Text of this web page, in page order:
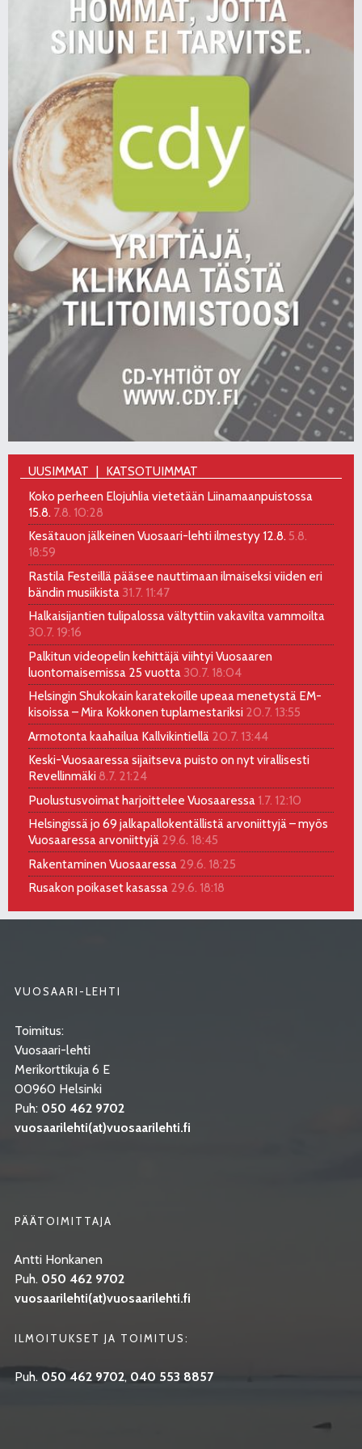
UUSIMMAT
KATSOTUIMMAT
Koko perheen Elojuhlia vietetään Liinamaanpuistossa
15.8. 7.8. 10:28
Kesätauon jälkeinen Vuosaari-lehti ilmestyy 12.8. 5.8.
18:59
Rastila Festeillä pääsee nauttimaan ilmaiseksi viiden eri
bändin musiikista 31.7. 11:47
Halkaisijantien tulipalossa vältyttiin vakavilta vammoilta
30.7. 19:16
Palkitun videopelin kehittäjä viihtyi Vuosaaren
luontomaisemissa 25 vuotta 30.7. 18:04
Helsingin Shukokain karatekoille upeaa menetystä EM-
kisoissa – Mira Kokkonen tuplamestariksi 20.7. 13:55
Armotonta kaahailua Kallvikintiellä 20.7. 13:44
Keski-Vuosaaressa sijaitseva puisto on nyt virallisesti
Revellinmäki 8.7. 21:24
Puolustusvoimat harjoittelee Vuosaaressa 1.7. 12:10
Helsingissä jo 69 jalkapallokentällistä arvoniittyjä – myös
Vuosaaressa arvoniittyjä 29.6. 18:45
Rakentaminen Vuosaaressa 29.6. 18:25
Rusakon poikaset kasassa 29.6. 18:18
VUOSAARI-LEHTI
Toimitus:
Vuosaari-lehti
Merikorttikuja 6 E
00960 Helsinki
Puh: 050 462 9702
vuosaarilehti(at)vuosaarilehti.fi
PÄÄTOIMITTAJA
Antti Honkanen
Puh. 050 462 9702
vuosaarilehti(at)vuosaarilehti.fi
ILMOITUKSET JA TOIMITUS:
Puh. 050 462 9702, 040 553 8857